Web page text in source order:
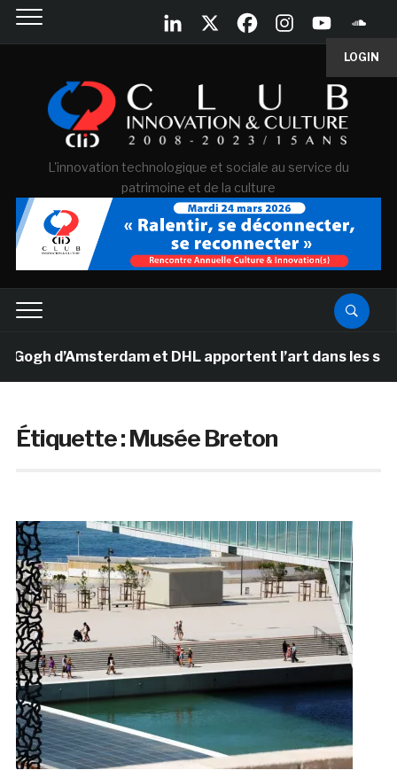
LOGIN
L'innovation technologique et sociale au service du
patrimoine et de la culture
d’Amsterdam et DHL apportent l’art dans les salles
Étiquette :Musée Breton